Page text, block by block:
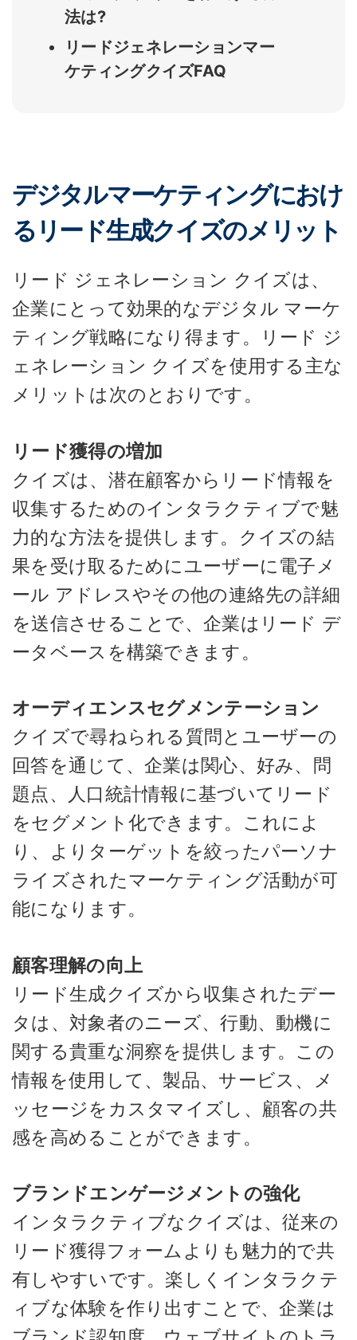
法は?
リードジェネレーションマー
ケティングクイズFAQ
デジタルマーケティングにおけ
るリード生成クイズのメリット
リード ジェネレーション クイズは、
企業にとって効果的なデジタル マーケ
ティング戦略になり得ます。リード ジ
ェネレーション クイズを使用する主な
メリットは次のとおりです。
リード獲得の増加
クイズは、潜在顧客からリード情報を
収集するためのインタラクティブで魅
力的な方法を提供します。クイズの結
果を受け取るためにユーザーに電子メ
ール アドレスやその他の連絡先の詳細
を送信させることで、企業はリード デ
ータベースを構築できます。
オーディエンスセグメンテーション
クイズで尋ねられる質問とユーザーの
回答を通じて、企業は関心、好み、問
題点、人口統計情報に基づいてリード
をセグメント化できます。これによ
り、よりターゲットを絞ったパーソナ
ライズされたマーケティング活動が可
能になります。
顧客理解の向上
リード生成クイズから収集されたデー
タは、対象者のニーズ、行動、動機に
関する貴重な洞察を提供します。この
情報を使用して、製品、サービス、メ
ッセージをカスタマイズし、顧客の共
感を高めることができます。
ブランドエンゲージメントの強化
インタラクティブなクイズは、従来の
リード獲得フォームよりも魅力的で共
有しやすいです。楽しくインタラクテ
ィブな体験を作り出すことで、企業は